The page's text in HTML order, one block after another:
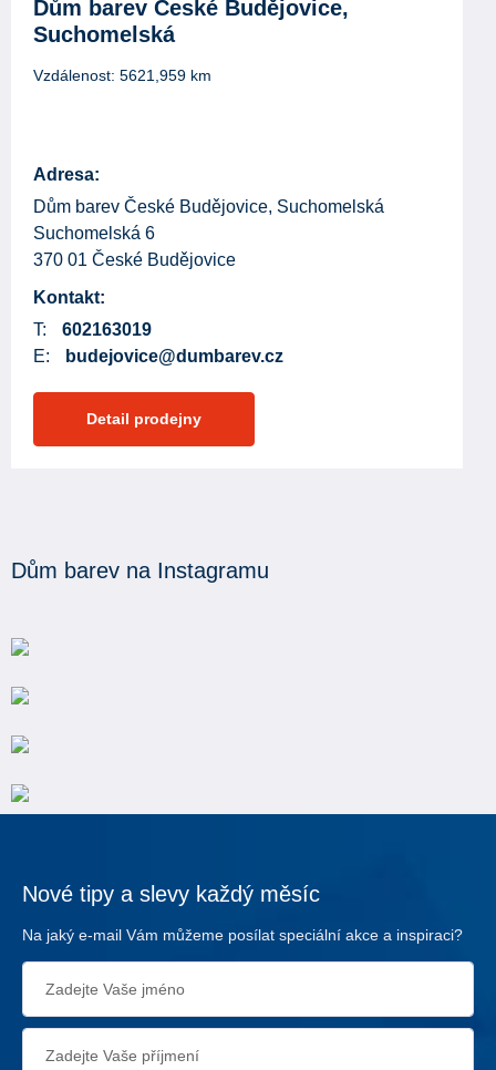
Dům barev České Budějovice,
Suchomelská
Vzdálenost: 5621,959 km
Adresa:
Dům barev České Budějovice, Suchomelská
Suchomelská 6
370 01 České Budějovice
Kontakt:
T:
602163019
E:
budejovice@dumbarev.cz
Detail prodejny
Dům barev na Instagramu
Nové tipy a slevy každý měsíc
Na jaký e-mail Vám můžeme posílat speciální akce a inspiraci?